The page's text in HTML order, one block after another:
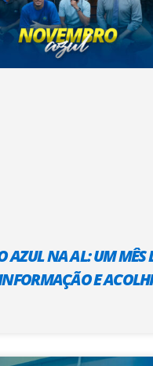
AZUL NA AL: UM MÊS
E